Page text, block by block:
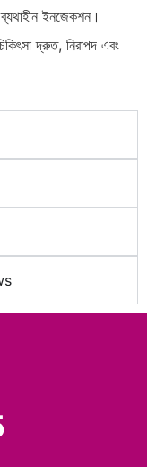
ইনজেকশন।
দ্রুত, নিরাপদ এবং